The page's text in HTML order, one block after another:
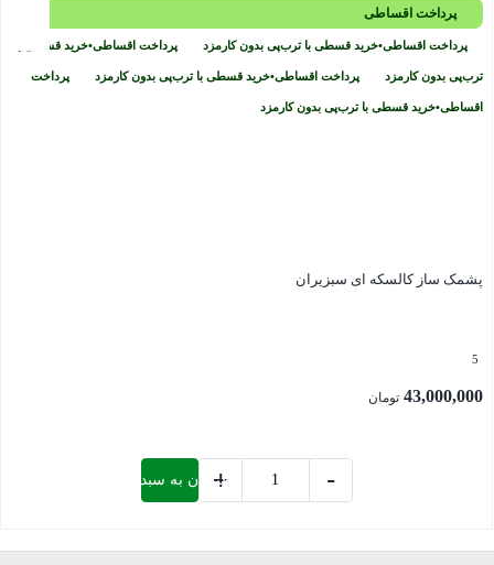
عدد
پرداخت اقساطی
پرداخت اقساطی•خرید قسطی با ترب‌پی بدون کارمزد پرداخت اقساطی•خرید قسطی با
ترب‌پی بدون کارمزد پرداخت اقساطی•خرید قسطی با ترب‌پی بدون کارمزد پرداخت
اقساطی•خرید قسطی با ترب‌پی بدون کارمزد
پشمک ساز کالسکه ای سبزیران
5
43,000,000 تومان
کالسکه
-
+
افزودن به سبد خرید